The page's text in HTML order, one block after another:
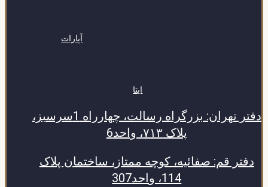
ایتا
آپارات
دفتر تهران: بزرگراه رسالت، چهارراه 1سرسبز،
پلاک ۷۱۳، واحد6
دفتر قم: صفائیه، کوچه ممتاز، ساختمان پلاک
114، واحد307